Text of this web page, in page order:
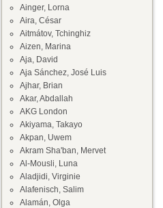
Ainger, Lorna
Aira, César
Aitmátov, Tchinghiz
Aizen, Marina
Aja, David
Aja Sánchez, José Luis
Ajhar, Brian
Akar, Abdallah
AKG London
Akiyama, Takayo
Akpan, Uwem
Akram Sha'ban, Mervet
Al-Mousli, Luna
Aladjidi, Virginie
Alafenisch, Salim
Alamán, Olga